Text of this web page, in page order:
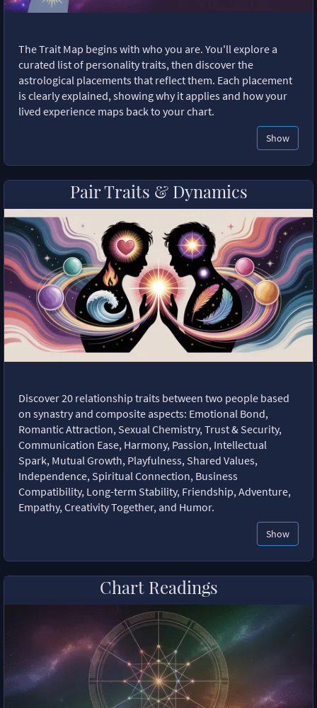
The Trait Map begins with who you are. You'll explore a
curated list of personality traits, then discover the
astrological placements that reflect them. Each placement
is clearly explained, showing why it applies and how your
lived experience maps back to your chart.
Show
Pair Traits & Dynamics
Discover 20 relationship traits between two people based
on synastry and composite aspects: Emotional Bond,
Romantic Attraction, Sexual Chemistry, Trust & Security,
Communication Ease, Harmony, Passion, Intellectual
Spark, Mutual Growth, Playfulness, Shared Values,
Independence, Spiritual Connection, Business
Compatibility, Long-term Stability, Friendship, Adventure,
Empathy, Creativity Together, and Humor.
Show
Chart Readings